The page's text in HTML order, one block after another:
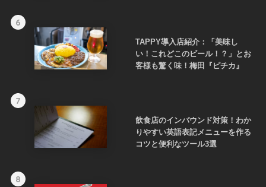
6
TAPPY導入店紹介：「美味し
い！これどこのビール！？」とお
客様も驚く味！梅田『ピチカ』
7
飲食店のインバウンド対策！わか
りやすい英語表記メニューを作る
コツと便利なツール3選
8